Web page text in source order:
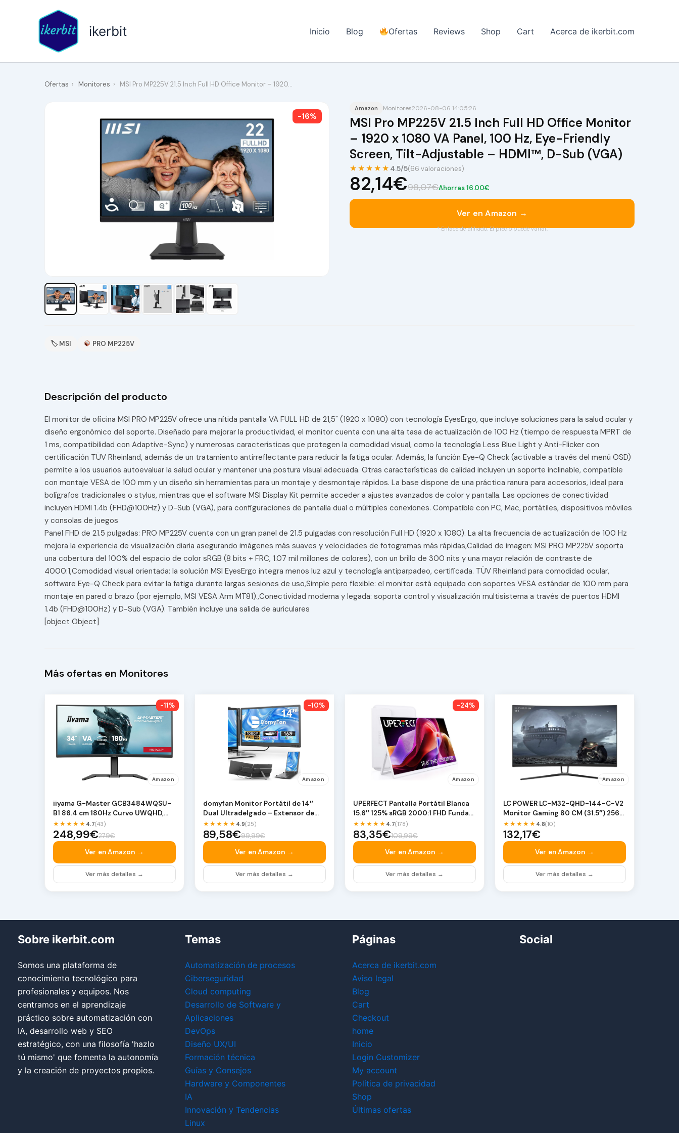
ikerbit Inicio Blog Ofertas Reviews Shop Cart Acerca de ikerbit.com
Ofertas › Monitores › MSI Pro MP225V 21.5 Inch Full HD Office Monitor – 1920…
-16%
Amazon Monitores2026-08-06 14:05:26
MSI Pro MP225V 21.5 Inch Full HD Office Monitor
– 1920 x 1080 VA Panel, 100 Hz, Eye-Friendly
Screen, Tilt-Adjustable – HDMI™, D-Sub (VGA)
★★★★★ 4.5/5(66 valoraciones)
82,14€98,07€Ahorras 16.00€
Ver en Amazon →
* Enlace de afiliado. El precio puede variar.
🏷 MSI PRO MP225V
Descripción del producto
El monitor de oficina MSI PRO MP225V ofrece una nítida pantalla VA FULL HD de 21,5" (1920 x 1080) con tecnología EyesErgo, que incluye soluciones para la salud ocular y
diseño ergonómico del soporte. Diseñado para mejorar la productividad, el monitor cuenta con una alta tasa de actualización de 100 Hz (tiempo de respuesta MPRT de
1 ms, compatibilidad con Adaptive-Sync) y numerosas características que protegen la comodidad visual, como la tecnología Less Blue Light y Anti-Flicker con
certificación TÜV Rheinland, además de un tratamiento antirreflectante para reducir la fatiga ocular. Además, la función Eye-Q Check (activable a través del menú OSD)
permite a los usuarios autoevaluar la salud ocular y mantener una postura visual adecuada. Otras características de calidad incluyen un soporte inclinable, compatible
con montaje VESA de 100 mm y un diseño sin herramientas para un montaje y desmontaje rápidos. La base dispone de una práctica ranura para accesorios, ideal para
bolígrafos tradicionales o stylus, mientras que el software MSI Display Kit permite acceder a ajustes avanzados de color y pantalla. Las opciones de conectividad
incluyen HDMI 1.4b (FHD@100Hz) y D-Sub (VGA), para configuraciones de pantalla dual o múltiples conexiones. Compatible con PC, Mac, portátiles, dispositivos móviles
y consolas de juegos
Panel FHD de 21.5 pulgadas: PRO MP225V cuenta con un gran panel de 21.5 pulgadas con resolución Full HD (1920 x 1080). La alta frecuencia de actualización de 100 Hz
mejora la experiencia de visualización diaria asegurando imágenes más suaves y velocidades de fotogramas más rápidas,Calidad de imagen: MSI PRO MP225V soporta
una cobertura del 100% del espacio de color sRGB (8 bits + FRC, 1.07 mil millones de colores), con un brillo de 300 nits y una mayor relación de contraste de
4000:1,Comodidad visual orientada: la solución MSI EyesErgo integra menos luz azul y tecnología antiparpadeo, certificada. TÜV Rheinland para comodidad ocular,
software Eye-Q Check para evitar la fatiga durante largas sesiones de uso,Simple pero flexible: el monitor está equipado con soportes VESA estándar de 100 mm para
montaje en pared o brazo (por ejemplo, MSI VESA Arm MT81).,Conectividad moderna y legada: soporta control y visualización multisistema a través de puertos HDMI
1.4b (FHD@100Hz) y D-Sub (VGA). También incluye una salida de auriculares
[object Object]
Más ofertas en Monitores
-11%
Amazon
iiyama G-Master GCB3484WQSU-
B1 86.4 cm 180Hz Curvo UWQHD,
0.4ms, FreeSync Premi…
★★★★★ 4.7(43)
248,99€279€
Ver en Amazon →
Ver más detalles →
-10%
Amazon
domyfan Monitor Portátil de 14″
Dual Ultradelgado – Extensor de
Pantalla …
★★★★★ 4.9(25)
89,58€99,99€
Ver en Amazon →
Ver más detalles →
-24%
Amazon
UPERFECT Pantalla Portátil Blanca
15.6″ 125% sRGB 2000:1 FHD Funda
Pantal…
★★★★★ 4.7(178)
83,35€109,99€
Ver en Amazon →
Ver más detalles →
Amazon
LC POWER LC-M32-QHD-144-C-V2
Monitor Gaming 80 CM (31.5″) 2560
X 1440 Pix…
★★★★★ 4.8(10)
132,17€
Ver en Amazon →
Ver más detalles →
Sobre ikerbit.com
Somos una plataforma de
conocimiento tecnológico para
profesionales y equipos. Nos
centramos en el aprendizaje
práctico sobre automatización con
IA, desarrollo web y SEO
estratégico, con una filosofía 'hazlo
tú mismo' que fomenta la autonomía
y la creación de proyectos propios.
Temas
Automatización de procesos
Ciberseguridad
Cloud computing
Desarrollo de Software y
Aplicaciones
DevOps
Diseño UX/UI
Formación técnica
Guías y Consejos
Hardware y Componentes
IA
Innovación y Tendencias
Linux
Páginas
Acerca de ikerbit.com
Aviso legal
Blog
Cart
Checkout
home
Inicio
Login Customizer
My account
Política de privacidad
Shop
Últimas ofertas
Social